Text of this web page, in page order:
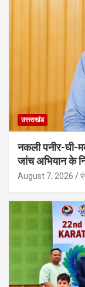
उत्तराखंड
नकली पनीर-घी-
जांच अभियान के
August 7, 2026